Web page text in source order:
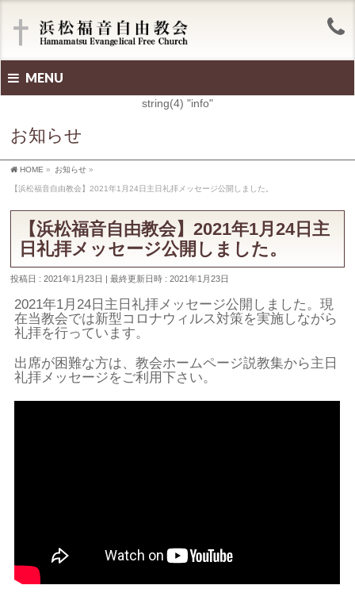
MENU
string(4) "info"
お知らせ
HOME » お知らせ »
【浜松福音自由教会】2021年1月24日主日礼拝メッセージ公開しました。
【浜松福音自由教会】2021年1月24日主
日礼拝メッセージ公開しました。
投稿日 : 2021年1月23日 最終更新日時 : 2021年1月23日
2021年1月24日主日礼拝メッセージ公開しました。現
在当教会では新型コロナウィルス対策を実施しながら
礼拝を行っています。
出席が困難な方は、教会ホームページ説教集から主日
礼拝メッセージをご利用下さい。